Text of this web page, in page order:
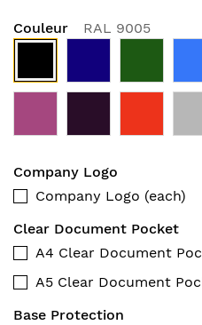
Couleur RAL 9005
Company Logo
Company Logo (each)
Clear Document Pocket
A4 Clear Document
A5 Clear Document
Base Protection